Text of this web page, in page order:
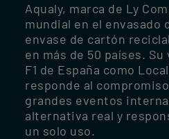
Aqualy, marca de Ly
mundial en el envasado
envase de cartón
en más de 50 países.
F1 de España como
responde al
grandes eventos
alternativa real y
un solo uso.